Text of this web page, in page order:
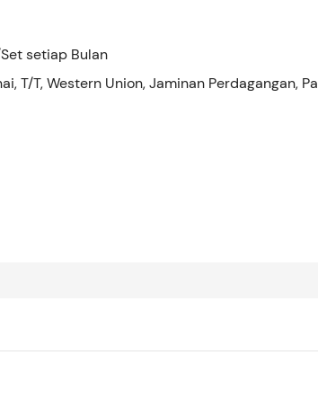
setiap Bulan
T/T, Western Union, Jaminan Perdagangan,